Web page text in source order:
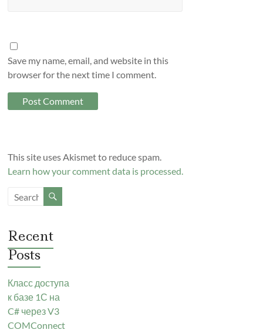
Save my name, email, and website in this
browser for the next time I comment.
This site uses Akismet to reduce spam.
Learn how your comment data is processed.
Recent
Posts
Класс доступа
к базе 1С на
C# через V3
COMConnect